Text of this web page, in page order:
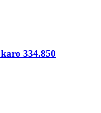
334.850